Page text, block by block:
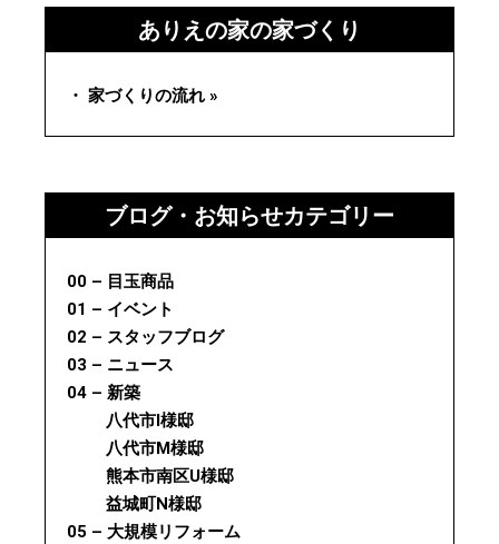
ありえの家の家づくり
・ 家づくりの流れ »
ブログ・お知らせカテゴリー
00 – 目玉商品
01 – イベント
02 – スタッフブログ
03 – ニュース
04 – 新築
八代市I様邸
八代市M様邸
熊本市南区U様邸
益城町N様邸
05 – 大規模リフォーム